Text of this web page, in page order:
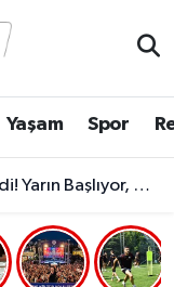
Yaşam Spor
9 Gün Boyunca Sürecek